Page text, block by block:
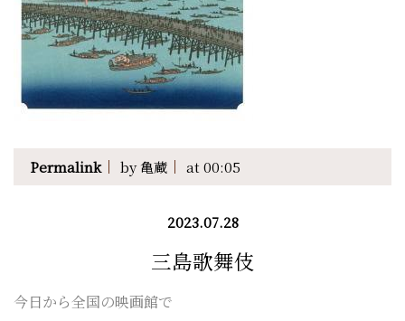
Permalink by 亀蔵 at 00:05
2023.07.28
三島歌舞伎
今日から全国の映画館で